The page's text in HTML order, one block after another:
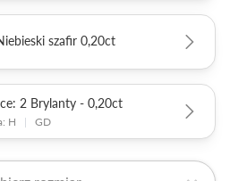
szafir 0,20ct
2 Brylanty - 0,20ct
H | GD